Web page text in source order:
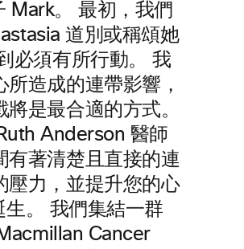
Mark。 最初，我們
道別或稱頌她
必須有所行動。 我
造成的連帶影響，
是最合適的方式。
Anderson 醫師
有著清楚且直接的連
壓力，並提升您的心
。 我們集結一群
Cancer